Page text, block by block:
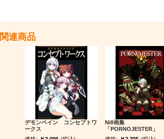
関連商品
デモンベイン コンセプトワ
ークス
Niθ画集
「PORNOJESTER」